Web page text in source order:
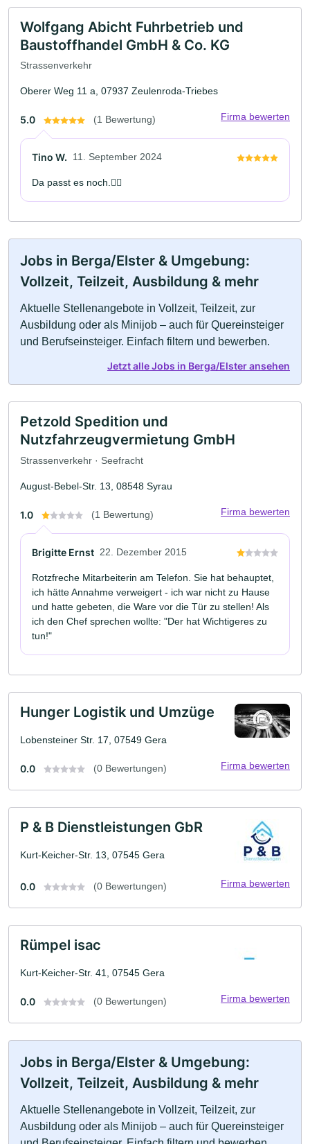
Wolfgang Abicht Fuhrbetrieb und
Baustoffhandel GmbH & Co. KG
Strassenverkehr
Oberer Weg 11 a, 07937 Zeulenroda-Triebes
5.0 (1 Bewertung) Firma bewerten
Tino W. 11. September 2024
Da passt es noch.👍🏻
Jobs in Berga/Elster & Umgebung:
Vollzeit, Teilzeit, Ausbildung & mehr
Aktuelle Stellenangebote in Vollzeit, Teilzeit, zur
Ausbildung oder als Minijob – auch für Quereinsteiger
und Berufseinsteiger. Einfach filtern und bewerben.
Jetzt alle Jobs in Berga/Elster ansehen
Petzold Spedition und
Nutzfahrzeugvermietung GmbH
Strassenverkehr · Seefracht
August-Bebel-Str. 13, 08548 Syrau
1.0 (1 Bewertung) Firma bewerten
Brigitte Ernst 22. Dezember 2015
Rotzfreche Mitarbeiterin am Telefon. Sie hat behauptet,
ich hätte Annahme verweigert - ich war nicht zu Hause
und hatte gebeten, die Ware vor die Tür zu stellen! Als
ich den Chef sprechen wollte: "Der hat Wichtigeres zu
tun!"
Hunger Logistik und Umzüge
Lobensteiner Str. 17, 07549 Gera
0.0 (0 Bewertungen) Firma bewerten
P & B Dienstleistungen GbR
Kurt-Keicher-Str. 13, 07545 Gera
0.0 (0 Bewertungen) Firma bewerten
Rümpel isac
Kurt-Keicher-Str. 41, 07545 Gera
0.0 (0 Bewertungen) Firma bewerten
Jobs in Berga/Elster & Umgebung:
Vollzeit, Teilzeit, Ausbildung & mehr
Aktuelle Stellenangebote in Vollzeit, Teilzeit, zur
Ausbildung oder als Minijob – auch für Quereinsteiger